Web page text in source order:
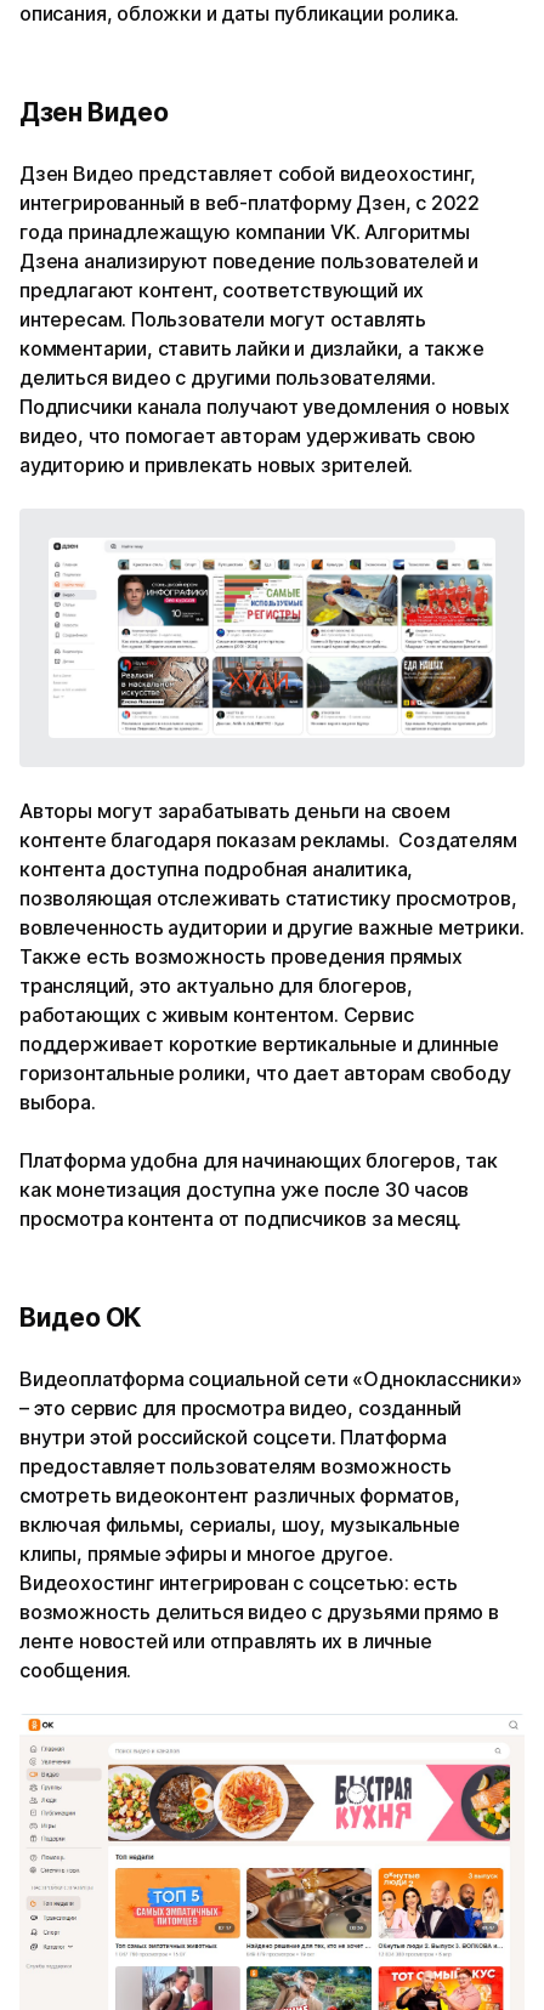
описания, обложки и даты публикации ролика.
Дзен Видео
Дзен Видео представляет собой видеохостинг,
интегрированный в веб-платформу Дзен, с 2022
года принадлежащую компании VK. Алгоритмы
Дзена анализируют поведение пользователей и
предлагают контент, соответствующий их
интересам. Пользователи могут оставлять
комментарии, ставить лайки и дизлайки, а также
делиться видео с другими пользователями.
Подписчики канала получают уведомления о новых
видео, что помогает авторам удерживать свою
аудиторию и привлекать новых зрителей.
Авторы могут зарабатывать деньги на своем
контенте благодаря показам рекламы. Создателям
контента доступна подробная аналитика,
позволяющая отслеживать статистику просмотров,
вовлеченность аудитории и другие важные метрики.
Также есть возможность проведения прямых
трансляций, это актуально для блогеров,
работающих с живым контентом. Сервис
поддерживает короткие вертикальные и длинные
горизонтальные ролики, что дает авторам свободу
выбора.
Платформа удобна для начинающих блогеров, так
как монетизация доступна уже после 30 часов
просмотра контента от подписчиков за месяц.
Видео ОК
Видеоплатформа социальной сети «Одноклассники»
– это сервис для просмотра видео, созданный
внутри этой российской соцсети. Платформа
предоставляет пользователям возможность
смотреть видеоконтент различных форматов,
включая фильмы, сериалы, шоу, музыкальные
клипы, прямые эфиры и многое другое.
Видеохостинг интегрирован с соцсетью: есть
возможность делиться видео с друзьями прямо в
ленте новостей или отправлять их в личные
сообщения.